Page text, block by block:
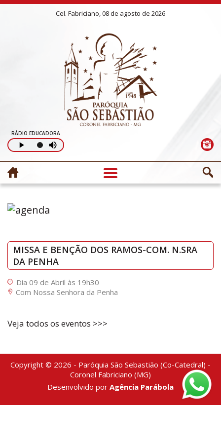
Cel. Fabriciano, 08 de agosto de 2026
RÁDIO EDUCADORA
MISSA E BENÇÃO DOS RAMOS-COM. N.SRA
DA PENHA
Dia 09 de Abril às 19h30
Com Nossa Senhora da Penha
Veja todos os eventos >>>
Copyright © 2026 - Paróquia São Sebastião (Co-Catedral) -
Coronel Fabriciano (MG)
Desenvolvido por Agência Parábola